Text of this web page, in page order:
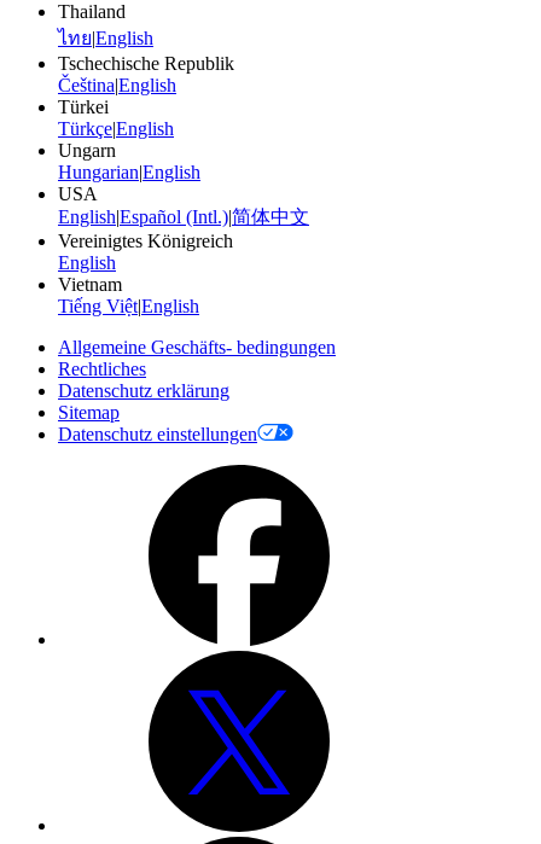
Thailand
ไทย|English
Tschechische Republik
Čeština|English
Türkei
Türkçe|English
Ungarn
Hungarian|English
USA
English|Español (Intl.)|简体中文
Vereinigtes Königreich
English
Vietnam
Tiếng Việt|English
Allgemeine Geschäfts- bedingungen
Rechtliches
Datenschutz erklärung
Sitemap
Datenschutz einstellungen